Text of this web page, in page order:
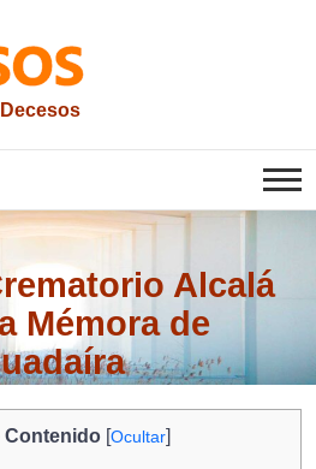
Alcalá
Mémora de
Contenido [Ocultar]